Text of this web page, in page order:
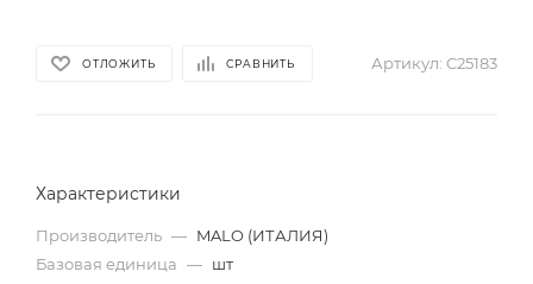
ОТЛОЖИТЬ СРАВНИТЬ Артикул: C25183
Характеристики
Производитель — MALO (ИТАЛИЯ)
Базовая единица — шт